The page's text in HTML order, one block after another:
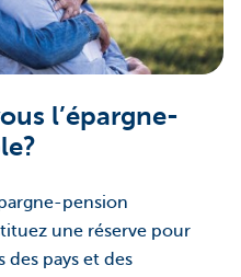
l’épargne-
pension
une réserve pour
des pays et des